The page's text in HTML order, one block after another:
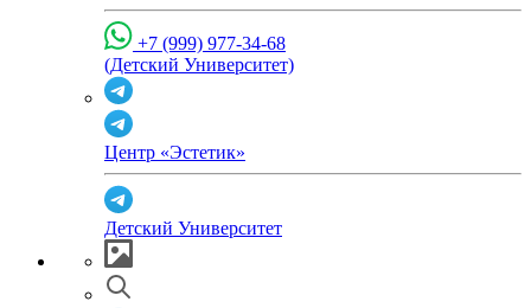
+7 (999) 977-34-68
(Детский Университет)
Центр «Эстетик»
Детский Университет